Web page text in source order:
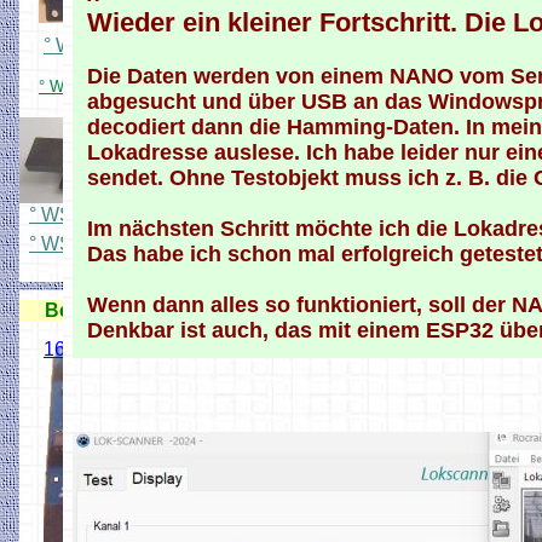
° WS Adapterplatine löten
° WS2811 24X Adapterplatine Bestückt
° WS Platinenübersicht
° WS Platinenübersicht Anleitung
Besetztmelder/ Rückmelder
16 fach Kontaktgleis Melder
Ideal für
Märklingleis
Wieder ein kleiner Fortschritt. Die
Die Daten werden von einem NANO vom
abgesucht und über USB an das
decodiert dann die Hamming-Daten. In
Lokadresse auslese. Ich habe leider nur
sendet. Ohne Testobjekt muss ich z. B.
Im nächsten Schritt möchte ich die
Das habe ich schon mal erfolgreich
Wenn dann alles so funktioniert, soll der
Denkbar ist auch, das mit einem ESP32